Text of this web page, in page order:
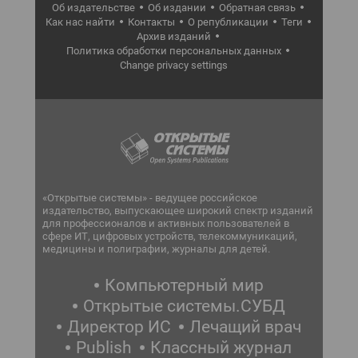
Об издательстве Об издании
Обратная связь
Как нас найти
Контакты О републикации
Теги
Архив изданий
Политика обработки персональных данных
Change privacy settings
«Открытые системы» - ведущее российское
издательство, выпускающее широкий спектр изданий
для профессионалов и активных пользователей в
сфере ИТ, цифровых устройств, телекоммуникаций,
медицины и полиграфии, журналы для детей.
Компьютерный мир
Открытые системы.СУБД
Директор ИС
Лечащий врач
Publish
Классный журнал